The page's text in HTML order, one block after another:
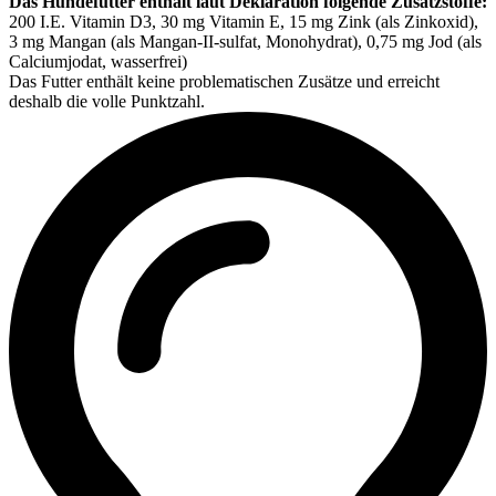
200 I.E. Vitamin D3, 30 mg Vitamin E, 15 mg Zink (als Zinkoxid),
3 mg Mangan (als Mangan-II-sulfat, Monohydrat), 0,75 mg Jod (als
Calciumjodat, wasserfrei)
Das Futter enthält keine problematischen Zusätze und erreicht
deshalb die volle Punktzahl.